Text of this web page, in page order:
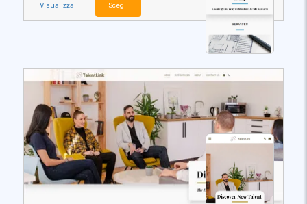
Visualizza Scegli